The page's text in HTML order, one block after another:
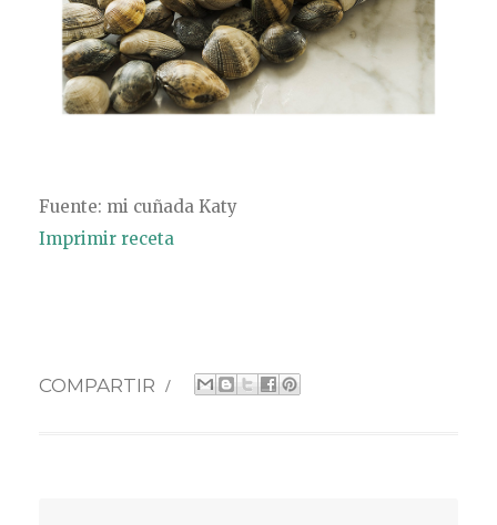
Fuente: mi cuñada Katy
Imprimir receta
COMPARTIR /